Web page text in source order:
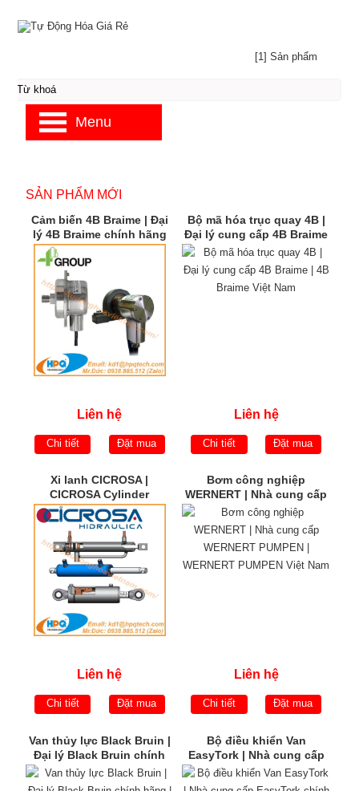
SẢN PHẨM MỚI
Cảm biến 4B Braime | Đại
lý 4B Braime chính hãng
Liên hệ
Chi tiết Đặt mua
Bộ mã hóa trục quay 4B |
Đại lý cung cấp 4B Braime
| 4B Braime Việt Nam
Liên hệ
Chi tiết Đặt mua
Xi lanh CICROSA |
CICROSA Cylinder
Liên hệ
Chi tiết Đặt mua
Bơm công nghiệp
WERNERT | Nhà cung cấp
WERNERT PUMPEN |
WERNERT PUMPEN Việt
Nam
Liên hệ
Chi tiết Đặt mua
Van thủy lực Black Bruin |
Đại lý Black Bruin chính
hãng | Black Bruin Việt
Nam
Bộ điều khiển Van
EasyTork | Nhà cung cấp
EasyTork chính hãng
[1] Sản phẩm
Menu